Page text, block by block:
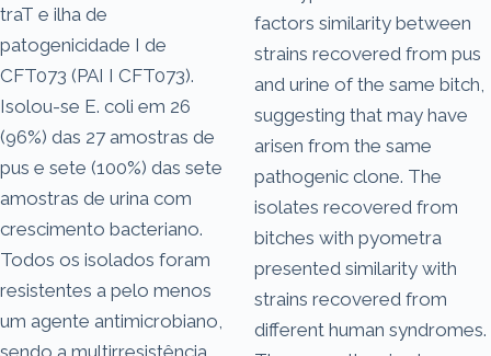
traT e ilha de
patogenicidade I de
CFT073 (PAI I CFT073).
Isolou-se E. coli em 26
(96%) das 27 amostras de
pus e sete (100%) das sete
amostras de urina com
crescimento bacteriano.
Todos os isolados foram
resistentes a pelo menos
um agente antimicrobiano,
sendo a multirresistência
factors similarity between
strains recovered from pus
and urine of the same bitch,
suggesting that may have
arisen from the same
pathogenic clone. The
isolates recovered from
bitches with pyometra
presented similarity with
strains recovered from
different human syndromes.